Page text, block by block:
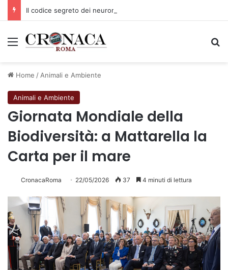
Menu
Home / Animali e Ambiente
Animali e Ambiente
Giornata Mondiale della
Biodiversità: a Mattarella la
Carta per il mare
CronacaRoma 22/05/2026 37 4 minuti di lettura